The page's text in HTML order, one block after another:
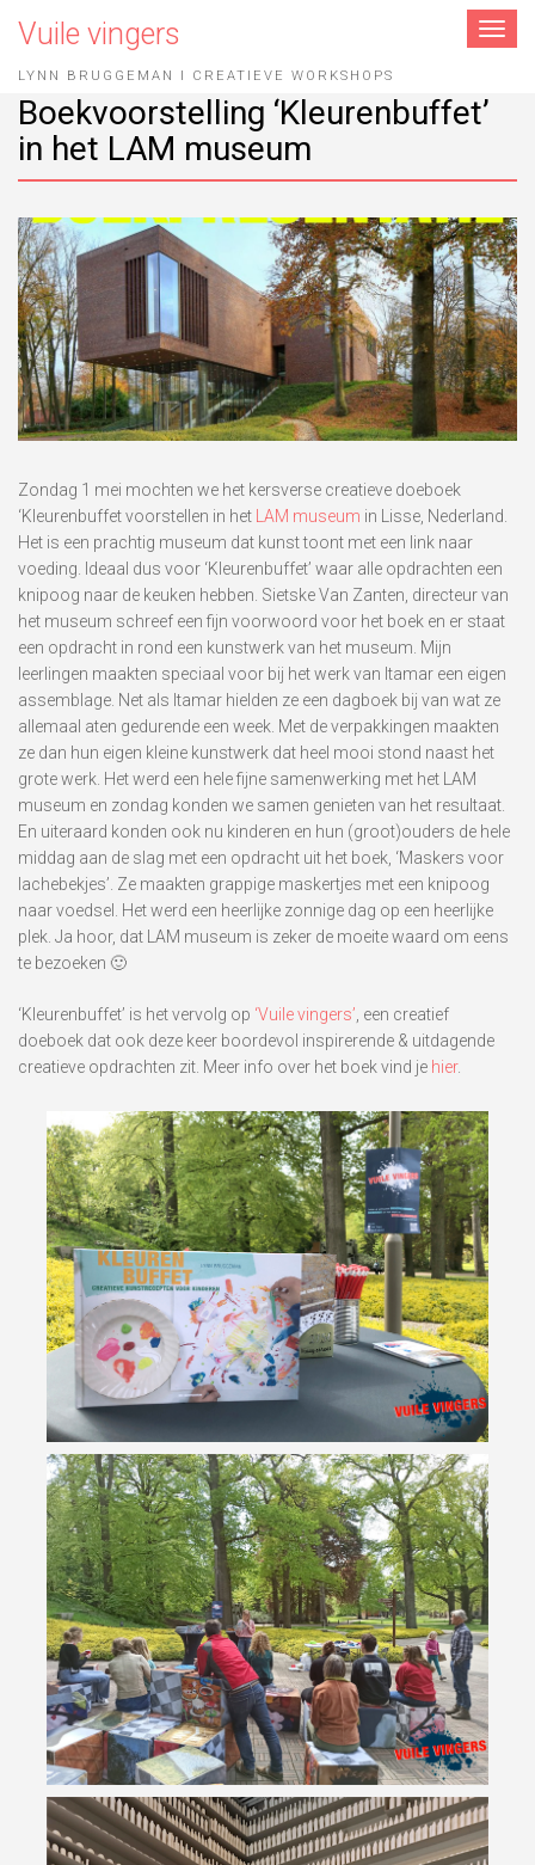
Toggle
Vuile vingers
LYNN BRUGGEMAN I CREATIEVE WORKSHOPS
Boekvoorstelling ‘Kleurenbuffet’
in het LAM museum
Zondag 1 mei mochten we het kersverse creatieve doeboek
‘Kleurenbuffet voorstellen in het
LAM museum in Lisse, Nederland.
Het is een prachtig museum dat kunst toont met een link naar
voeding. Ideaal dus voor ‘Kleurenbuffet’ waar alle opdrachten een
knipoog naar de keuken hebben. Sietske Van Zanten, directeur van
het museum schreef een fijn voorwoord voor het boek en er staat
een opdracht in rond een kunstwerk van het museum. Mijn
leerlingen maakten speciaal voor bij het werk van Itamar een eigen
assemblage. Net als Itamar hielden ze een dagboek bij van wat ze
allemaal aten gedurende een week. Met de verpakkingen maakten
ze dan hun eigen kleine kunstwerk dat heel mooi stond naast het
grote werk. Het werd een hele fijne samenwerking met het LAM
museum en zondag konden we samen genieten van het resultaat.
En uiteraard konden ook nu kinderen en hun (groot)ouders de hele
middag aan de slag met een opdracht uit het boek, ‘Maskers voor
lachebekjes’. Ze maakten grappige maskertjes met een knipoog
naar voedsel. Het werd een heerlijke zonnige dag op een heerlijke
plek. Ja hoor, dat LAM museum is zeker de moeite waard om eens
te bezoeken 🙂
‘Kleurenbuffet’ is het vervolg op ‘Vuile vingers’ , een creatief
doeboek dat ook deze keer boordevol inspirerende & uitdagende
creatieve opdrachten zit. Meer info over het boek vind je hier.